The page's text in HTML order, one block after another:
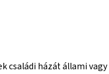
családi házát állami